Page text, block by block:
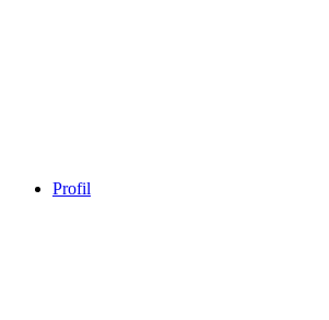
Profil